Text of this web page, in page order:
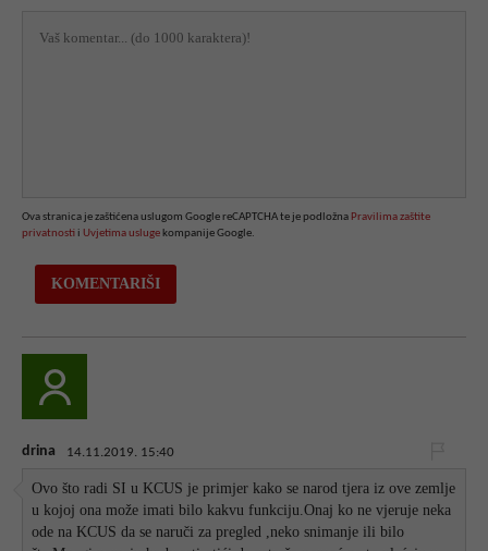
Ova stranica je zaštićena uslugom Google reCAPTCHA te je podložna Pravilima zaštite
privatnosti i Uvjetima usluge kompanije Google.
drina 14.11.2019. 15:40
Ovo što radi SI u KCUS je primjer kako se narod tjera iz ove zemlje
u kojoj ona može imati bilo kakvu funkciju.Onaj ko ne vjeruje neka
ode na KCUS da se naruči za pregled ,neko snimanje ili bilo